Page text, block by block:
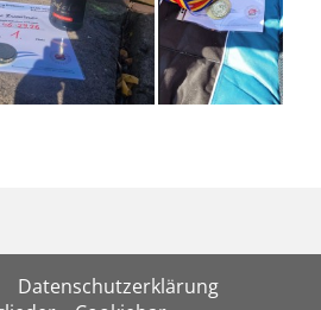
Datenschutzerklärung